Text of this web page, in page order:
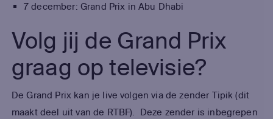
7 december: Grand Prix in Abu Dhabi
Volg jij de Grand Prix
graag op televisie?
De Grand Prix kan je live volgen via de zender Tipik (dit
maakt deel uit van de RTBF). Deze zender is inbegrepen